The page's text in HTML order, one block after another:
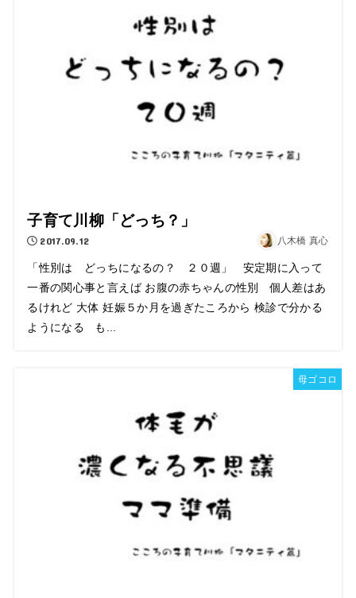
子育て川柳「どっち？」
2017.09.12 八木橋 真心
「性別は どっちになるの？ ２０週」 安定期に入って
一番の関心事と言えば お腹の赤ちゃんの性別 個人差はあ
るけれど 大体 妊娠５か月を過ぎたころから 検診で分かる
ようになる も...
母ゴコロ